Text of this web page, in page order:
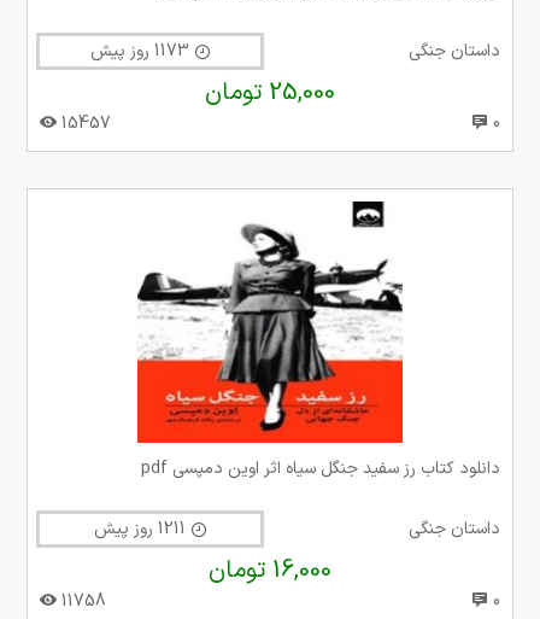
داستان جنگی
25,000 تومان
0
15457
دانلود کتاب رز سفید جنگل سیاه اثر اوین دمپسی pdf
داستان جنگی
16,000 تومان
0
11758